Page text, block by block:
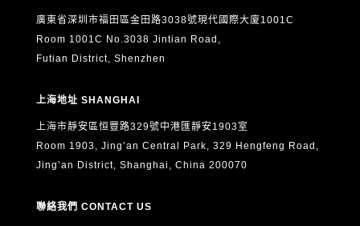
廣東省深圳市福田區金田路3038號現代國際大廈1001C
Room 1001C No.3038 Jintian Road,
Futian District, Shenzhen
上海地址 SHANGHAI
上海市靜安區恒豐路329號中港匯靜安1903室
Room 1903, Jing’an Central Park, 329 Hengfeng Road,
Jing’an District, Shanghai, China 200070
聯絡我們 CONTACT US